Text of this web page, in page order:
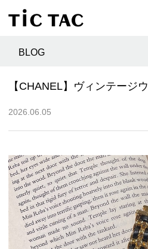
BLOG
【CHANEL】ヴィンテージ
2026.06.05